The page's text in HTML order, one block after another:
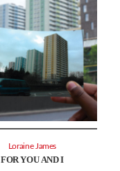
FOR YOU AND I
Loraine James